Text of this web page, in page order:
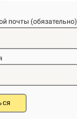
почты (обязательно)